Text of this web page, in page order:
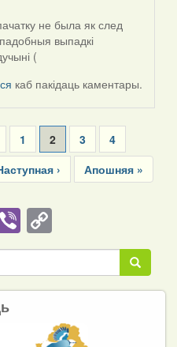
не была як след
выпадкі
(
каб пакідаць каментары.
Page
1
Current
page
2 Page
3 Page
4
›
Last
page
Апошняя »
ViberCopy
Link Пошук
Пошук